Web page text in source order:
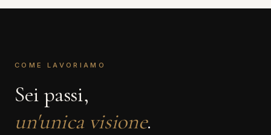
COME LAVORIAMO
Sei passi,
un'unica visione.